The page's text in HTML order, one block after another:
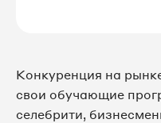
Конкуренция на
свои обучающие
селебрити,